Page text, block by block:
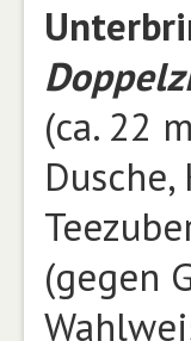
(ca. 22
(gegen